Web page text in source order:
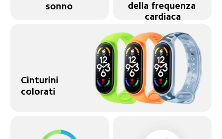
sonno
della frequenza
cardiaca
Cinturini
colorati